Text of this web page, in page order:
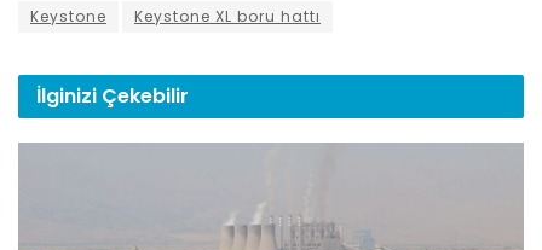
Keystone
Keystone XL boru hattı
İlginizi Çekebilir